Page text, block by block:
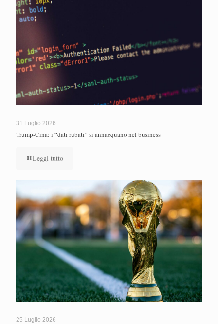
31 Luglio 2026
Trump-Cina: i “dati rubati” si annacquano nel business
Leggi tutto
25 Luglio 2026